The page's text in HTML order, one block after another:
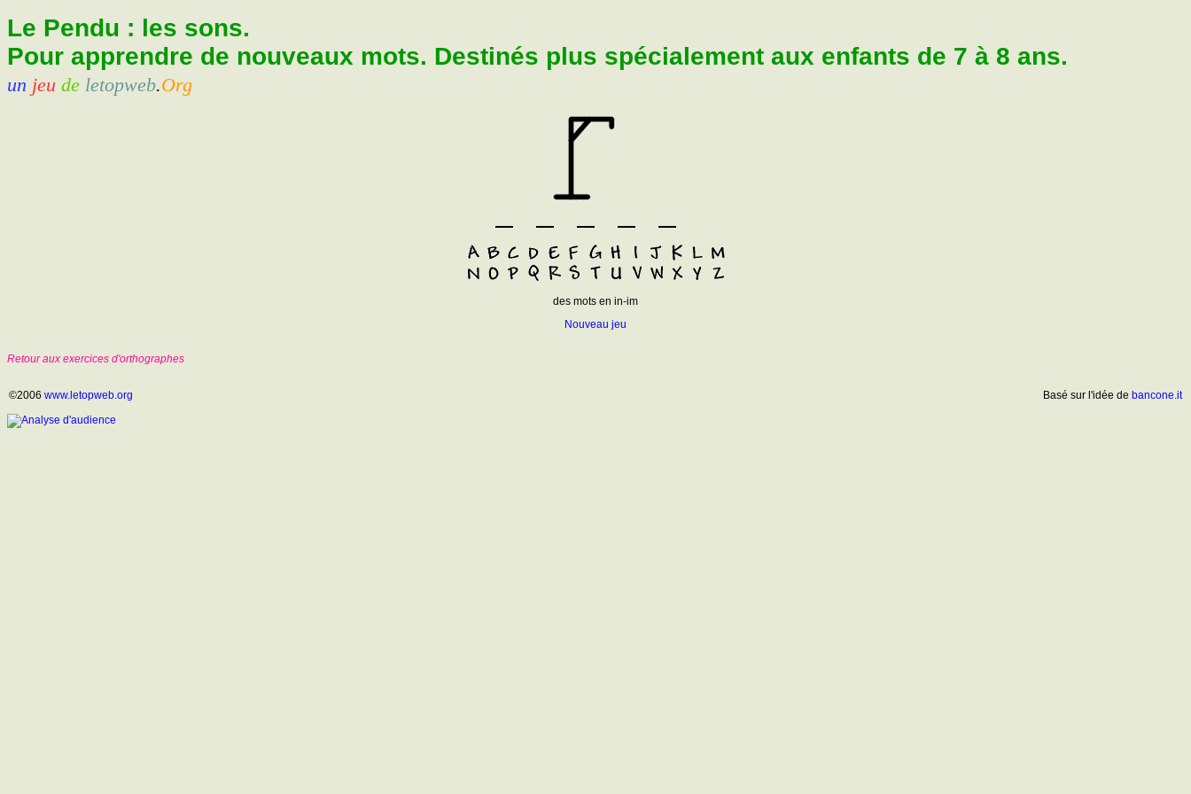
Le Pendu : les sons.
Pour apprendre de nouveaux mots. Destinés plus spécialement aux enfants de 7 à 8 ans.
un jeu de letopweb.Org
des mots en in-im
Nouveau jeu
Retour aux exercices d'orthographes
©2006 www.letopweb.org Basé sur l'idée de bancone.it